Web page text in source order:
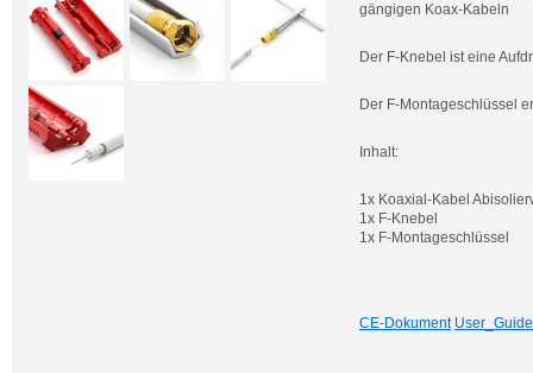
gängigen Koax-Kabeln
Der F-Knebel ist eine
Der F-Montageschlüssel
Inhalt:
1x Koaxial-Kabel
1x F-Knebel
1x F-Montageschlüssel
CE-Dokument User_Guide